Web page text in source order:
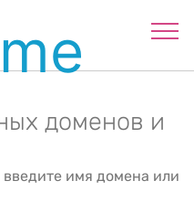
доменов и
имя домена или